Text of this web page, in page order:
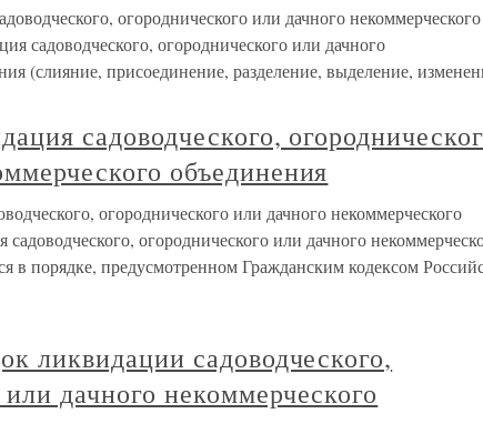
огороднического или дачного некоммерческого
садоводческого, огороднического или дачного
(слияние, присоединение, разделение, выделение,
садоводческого,
объединения
огороднического или дачного некоммерческого
огороднического или дачного
в порядке, предусмотренном Гражданским кодексом
ликвидации садоводческого,
дачного некоммерческого